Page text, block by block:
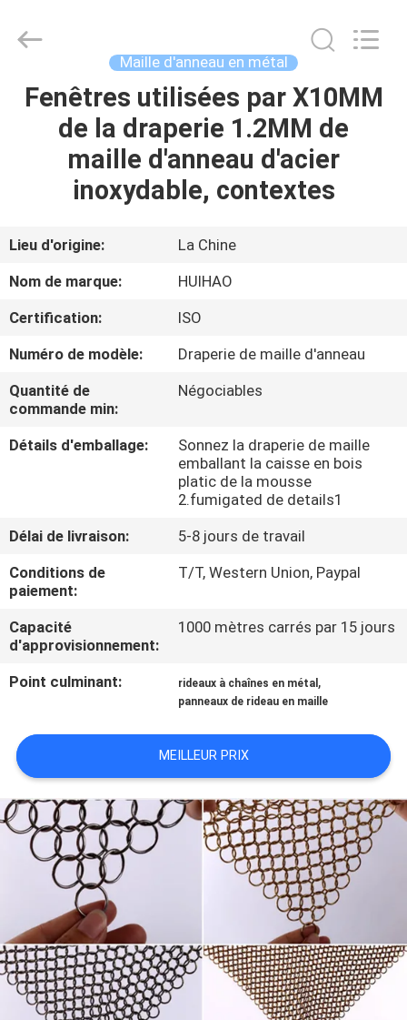
ACCUEIL
PRODUITS
PROPOS
DE
NOUS
VISITE
DE
CONTACTEZ-
NOUS
NOUVELLES
AFFAIRES
PLAN
DU
SITE
PRIVACY
POLICY
Mesh
Product
Rights
Reserved.
Maille d'anneau en métal
Fenêtres utilisées par X10MM
de la draperie 1.2MM de
maille d'anneau d'acier
inoxydable, contextes
Lieu d'origine:
La Chine
Nom de marque:
HUIHAO
Certification:
ISO
Numéro de modèle:
Draperie de maille d'anneau
Quantité de
commande min:
Négociables
Détails d'emballage:
Sonnez la draperie de maille
emballant la caisse en bois
platic de la mousse
2.fumigated de details1
Délai de livraison:
5-8 jours de travail
Conditions de
paiement:
T/T, Western Union, Paypal
Capacité
d'approvisionnement:
1000 mètres carrés par 15 jours
Point culminant: rideaux à chaînes en métal ,
panneaux de rideau en maille
MEILLEUR PRIX